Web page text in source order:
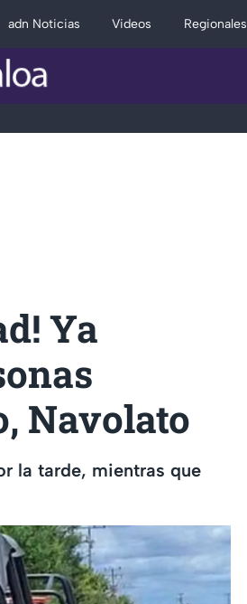
adn Noticias Videos Regionales
Ya
Navolato
la tarde, mientras que